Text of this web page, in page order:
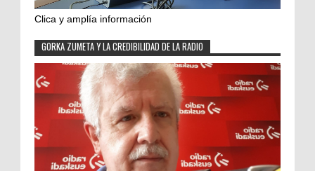
Clica y amplía información
GORKA ZUMETA Y LA CREDIBILIDAD DE LA RADIO